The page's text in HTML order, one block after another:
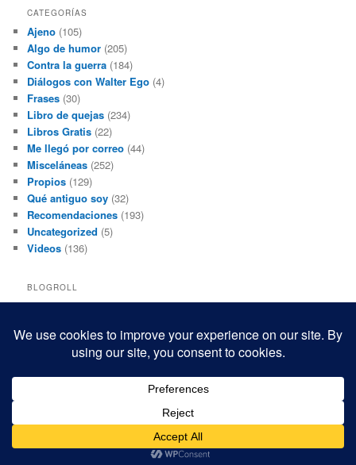
CATEGORÍAS
Ajeno (105)
Algo de humor (205)
Contra la guerra (184)
Diálogos con Walter Ego (4)
Frases (30)
Libro de quejas (234)
Libros Gratis (22)
Me llegó por correo (44)
Misceláneas (252)
Propios (129)
Qué antiguo soy (32)
Recomendaciones (193)
Uncategorized (5)
Videos (136)
BLOGROLL
Black and White Power
Mis macrofotografías
Teresita Rivas
Funciona gracias a WordPress